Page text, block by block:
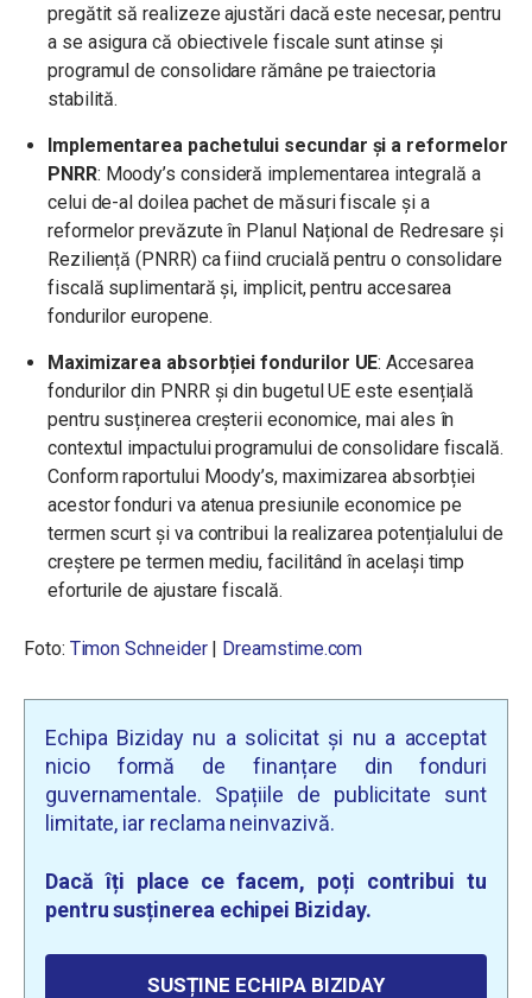
pregătit să realizeze ajustări dacă este necesar, pentru
a se asigura că obiectivele fiscale sunt atinse și
programul de consolidare rămâne pe traiectoria
stabilită.
Implementarea pachetului secundar și a reformelor
PNRR: Moody’s consideră implementarea integrală a
celui de-al doilea pachet de măsuri fiscale și a
reformelor prevăzute în Planul Național de Redresare și
Reziliență (PNRR) ca fiind crucială pentru o consolidare
fiscală suplimentară și, implicit, pentru accesarea
fondurilor europene.
Maximizarea absorbției fondurilor UE: Accesarea
fondurilor din PNRR și din bugetul UE este esențială
pentru susținerea creșterii economice, mai ales în
contextul impactului programului de consolidare fiscală.
Conform raportului Moody’s, maximizarea absorbției
acestor fonduri va atenua presiunile economice pe
termen scurt și va contribui la realizarea potențialului de
creștere pe termen mediu, facilitând în același timp
eforturile de ajustare fiscală.
Foto: Timon Schneider| Dreamstime.com
Echipa Biziday nu a solicitat și nu a acceptat
nicio formă de finanțare din fonduri
guvernamentale. Spațiile de publicitate sunt
limitate, iar reclama neinvazivă.
Dacă îți place ce facem, poți contribui tu
pentru susținerea echipei Biziday.
SUSȚINE ECHIPA BIZIDAY